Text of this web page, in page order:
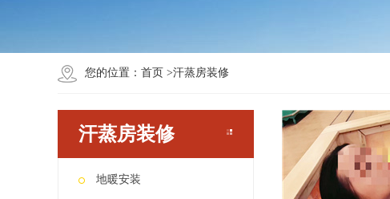
您的位置： 首页 >汗蒸房装修
汗蒸房装修
地暖安装